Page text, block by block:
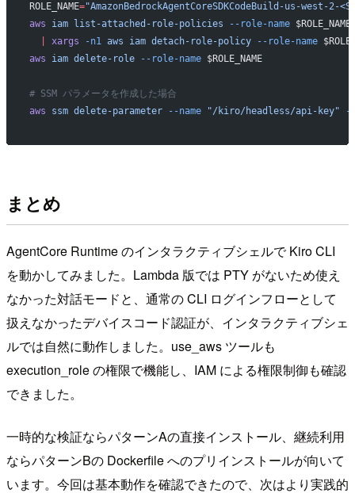
ROLE_NAME="AmazonBedrockAgentCoreSDKCodeBuild-us-west-2-
aws iam list-attached-role-policies --role-name
xargs -n1 aws iam detach-role-policy --role-name
aws iam delete-role --role-name $ROLE_NAME
# SSM パラメータを作成した場合
aws ssm delete-parameter --name "/kiro/headless/api-key"
まとめ
AgentCore Runtime のインタラクティブシェルで Kiro CLI
を動かしてみました。Lambda 版では PTY がないため使え
なかった対話モードと、通常の CLI ログインフローとして
扱えなかったデバイスコード認証が、インタラクティブシェ
ルでは自然に動作しました。use_aws ツールも
execution_role の権限で機能し、IAM による権限制御も確認
できました。
一時的な検証ならパターンAの直接インストール、継続利用
ならパターンBの Dockerfile へのプリインストールが向いて
います。今回は基本動作を確認できたので、次はより実践的